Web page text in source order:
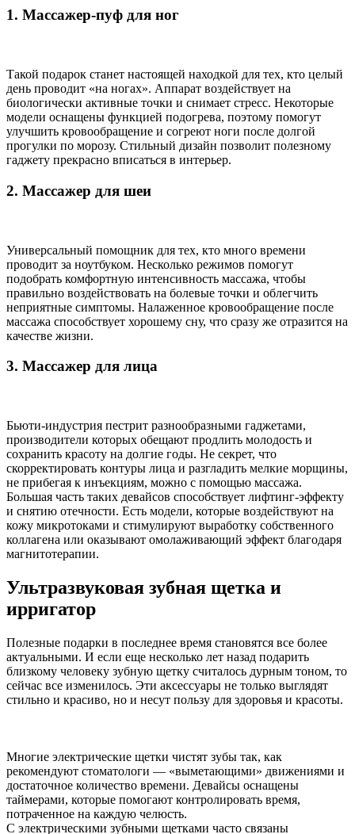
1. Массажер-пуф для ног
Такой подарок станет настоящей находкой для тех, кто целый
день проводит «на ногах». Аппарат воздействует на
биологически активные точки и снимает стресс. Некоторые
модели оснащены функцией подогрева, поэтому помогут
улучшить кровообращение и согреют ноги после долгой
прогулки по морозу. Стильный дизайн позволит полезному
гаджету прекрасно вписаться в интерьер.
2. Массажер для шеи
Универсальный помощник для тех, кто много времени
проводит за ноутбуком. Несколько режимов помогут
подобрать комфортную интенсивность массажа, чтобы
правильно воздействовать на болевые точки и облегчить
неприятные симптомы. Налаженное кровообращение после
массажа способствует хорошему сну, что сразу же отразится на
качестве жизни.
3. Массажер для лица
Бьюти-индустрия пестрит разнообразными гаджетами,
производители которых обещают продлить молодость и
сохранить красоту на долгие годы. Не секрет, что
скорректировать контуры лица и разгладить мелкие морщины,
не прибегая к инъекциям, можно с помощью массажа.
Большая часть таких девайсов способствует лифтинг-эффекту
и снятию отечности. Есть модели, которые воздействуют на
кожу микротоками и стимулируют выработку собственного
коллагена или оказывают омолаживающий эффект благодаря
магнитотерапии.
Ультразвуковая зубная щетка и
ирригатор
Полезные подарки в последнее время становятся все более
актуальными. И если еще несколько лет назад подарить
близкому человеку зубную щетку считалось дурным тоном, то
сейчас все изменилось. Эти аксессуары не только выглядят
стильно и красиво, но и несут пользу для здоровья и красоты.
Многие электрические щетки чистят зубы так, как
рекомендуют стоматологи — «выметающими» движениями и
достаточное количество времени. Девайсы оснащены
таймерами, которые помогают контролировать время,
потраченное на каждую челюсть.
С электрическими зубными щетками часто связаны